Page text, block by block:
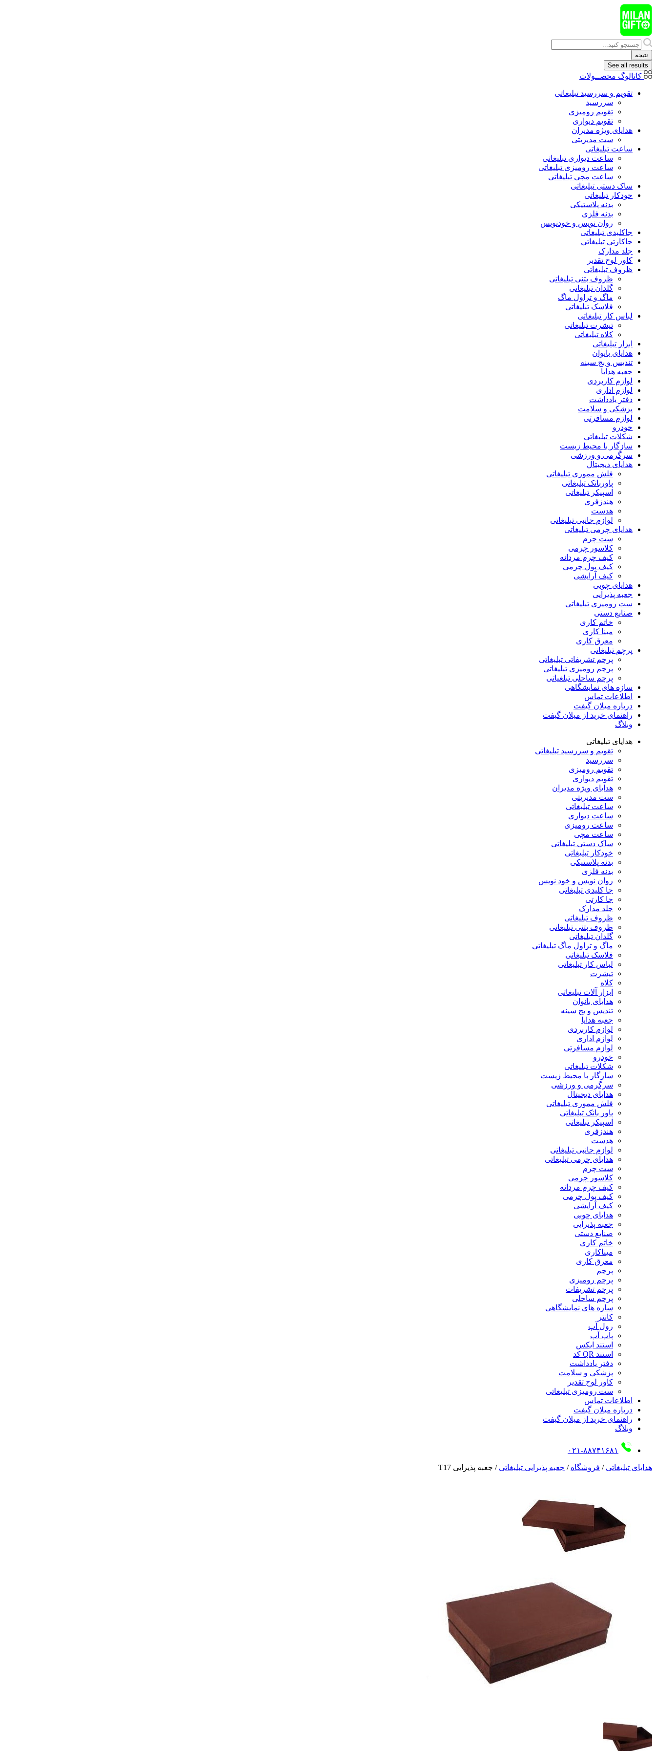
پرش
به
محتوا
Search
...
نتیجه
See all results
کاتالوگ محصــولات
تقویم و سررسید تبلیغاتی
سررسید
تقویم رومیزی
تقویم دیواری
هدایای ويژه مدیران
ست مدیریتی
ساعت تبلیغاتی
ساعت دیواری تبلیغاتی
ساعت رومیزی تبلیغاتی
ساعت مچی تبلیغاتی
ساک دستی تبلیغاتی
خودکار تبلیغاتی
بدنه پلاستیکی
بدنه فلزی
روان نویس و خودنویس
جاکلیدی تبلیغاتی
جاکارتی تبلیغاتی
جلد مدارک
کاور لوح تقدیر
ظروف تبلیغاتی
ظروف بتنی تبلیغاتی
گلدان تبلیغاتی
ماگ و تراول ماگ
فلاسک تبلیغاتی
لباس کار تبلیغاتی
تیشرت تبلیغاتی
کلاه تبلیغاتی
ابزار تبلیغاتی
هدایای بانوان
تندیس و بج سینه
جعبه هدایا
لوازم کاربردی
لوازم اداری
دفتر یادداشت
پزشکی و سلامت
لوازم مسافرتی
خودرو
شکلات تبلیغاتی
سازگار با محیط زیست
سرگرمی و ورزشی
هدایای دیجیتال
فلش مموری تبلیغاتی
پاوربانک تبلیغاتی
اسپیکر تبلیغاتی
هندزفری
هدست
لوازم جانبی تبلیغاتی
هدایای چرمی تبلیغاتی
ست چرم
کلاسور چرمی
کیف چرم مردانه
کیف پول چرمی
کیف آرایشی
هدایای چوبی
جعبه پذیرایی
ست رومیزی تبلیغاتی
صنایع دستی
خاتم کاری
مینا کاری
معرق کاری
پرچم تبلیغاتی
پرچم تشریفاتی تبلیغاتی
پرچم رومیزی تبلیغاتی
پرچم ساحلی تبلغیاتی
سازه های نمایشگاهی
اطلاعات تماس
درباره میلان گیفت
راهنمای خرید از میلان گیفت
وبلاگ
هدایای تبلیغاتی
تقویم و سررسید تبلیغاتی
سررسید
تقویم رومیزی
تقویم دیواری
هدایای ویژه مدیران
ست مدیریتی
ساعت تبلیغاتی
ساعت دیواری
ساعت رومیزی
ساعت مچی
ساک دستی تبلیغاتی
خودکار تبلیغاتی
بدنه پلاستیکی
بدنه فلزی
روان نویس و خود نویس
جا کلیدی تبلیغاتی
جا کارتی
جلد مدارک
ظروف تبلیغاتی
ظروف بتنی تبلیغاتی
گلدان تبلیغاتی
ماگ و تراول ماگ تبلیغاتی
فلاسک تبلیغاتی
لباس کار تبلیغاتی
تیشرت
کلاه
ابزار آلات تبلیغاتی
هدایای بانوان
تندیس و بج سینه
جعبه هدایا
لوازم کاربردی
لوازم اداری
لوازم مسافرتی
خودرو
شکلات تبلیغاتی
سازگار با محیط زیست
سرگرمی و ورزشی
هدایای دیجیتال
فلش مموری تبلیغاتی
پاور بانک تبلیغاتی
اسپیکر تبلیغاتی
هندزفری
هدست
لوازم جانبی تبلیغاتی
هدایای چرمی تبلیغاتی
ست چرم
کلاسور چرمی
کیف چرم مردانه
کیف پول چرمی
کیف آرایشی
هدایای چوبی
جعبه پذیرایی
صنایع دستی
خاتم کاری
میناکاری
معرق کاری
پرچم
پرچم رومیزی
پرچم تشریفات
پرچم ساحلی
سازه های نمایشگاهی
کانتر
رول آپ
پاپ آپ
استند ایکس
استند QR کد
دفتر یادداشت
پزشکی و سلامت
کاور لوح تقدیر
ست رومیزی تبلیغاتی
اطلاعات تماس
درباره میلان گیفت
راهنمای خرید از میلان گیفت
وبلاگ
۰۲۱-۸۸۷۴۱۶۸۱
هدایای تبلیغاتی / فروشگاه / جعبه پذیرایی تبلیغاتی / جعبه پذیرایی T17